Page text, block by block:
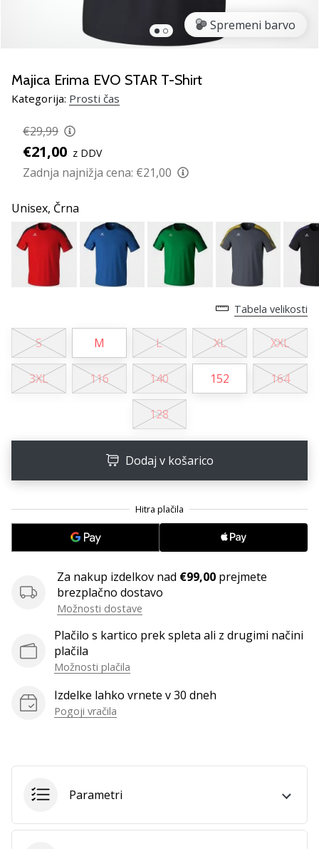
kot
brend
Prikaži
članke
Spremeni barvo
Majica Erima EVO STAR T-Shirt
Kategorija: Prosti čas
€29,99
€21,00 z DDV
Zadnja najnižja cena: €21,00
Unisex, Črna
Tabela velikosti
S M L XL XXL
3XL 116 140 152 164
128
Dodaj v košarico
Za nakup izdelkov nad €99,00 prejmete
brezplačno dostavo
Možnosti dostave
Plačilo s kartico prek spleta ali z drugimi načini
plačila
Možnosti plačila
Izdelke lahko vrnete v 30 dneh
Pogoji vračila
Parametri